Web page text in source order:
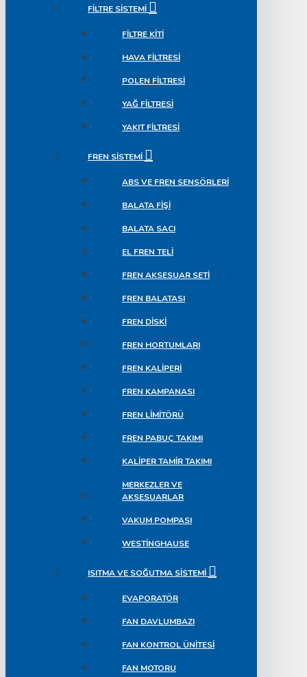
FILTRE SISTEMI
FILTRE KITI
HAVA FILTRESI
POLEN FILTRESI
YAĞ FILTRESI
YAKIT FILTRESI
FREN SISTEMI
ABS VE FREN SENSÖRLERI
BALATA FIŞI
BALATA SACI
EL FREN TELI
FREN AKSESUAR SETI
FREN BALATASI
FREN DISKI
FREN HORTUMLARI
FREN KALIPERI
FREN KAMPANASI
FREN LIMITÖRÜ
FREN PABUÇ TAKIMI
KALIPER TAMIR TAKIMI
MERKEZLER VE
AKSESUARLAR
VAKUM POMPASI
WESTINGHAUSE
ISITMA VE SOĞUTMA SISTEMI
EVAPORATÖR
FAN DAVLUMBAZI
FAN KONTROL ÜNITESI
FAN MOTORU